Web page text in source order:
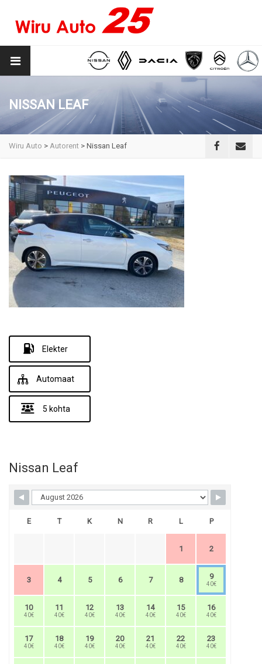
NISSAN LEAF
Wiru Auto > Autorent > Nissan Leaf
Elekter
Automaat
5 kohta
Nissan Leaf
E T K N R L P
1 2
3 4 5 6 7 8 9
40€
10
40€
11
40€
12
40€
13
40€
14
40€
15
40€
16
40€
17
40€
18
40€
19
40€
20
40€
21
40€
22
40€
23
40€